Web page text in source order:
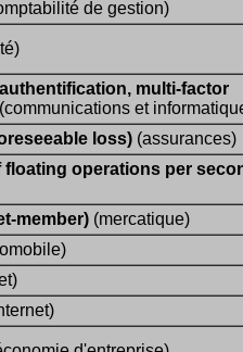
de gestion)
multi-factor
(communications et
loss) (assurances)
floating operations per
member) (mercatique)